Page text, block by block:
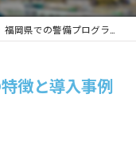
福岡県での警備プログラムの特徴と導入事例
徴と導入事例